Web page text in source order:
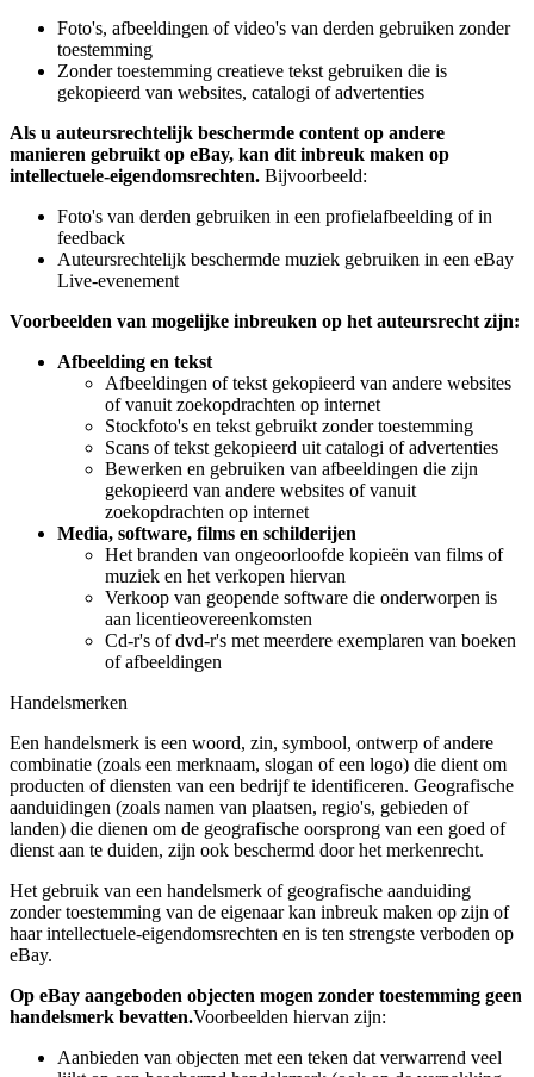
Foto's, afbeeldingen of video's van derden gebruiken zonder
toestemming
Zonder toestemming creatieve tekst gebruiken die is
gekopieerd van websites, catalogi of advertenties
Als u auteursrechtelijk beschermde content op andere
manieren gebruikt op eBay, kan dit inbreuk maken op
intellectuele-eigendomsrechten. Bijvoorbeeld:
Foto's van derden gebruiken in een profielafbeelding of in
feedback
Auteursrechtelijk beschermde muziek gebruiken in een eBay
Live-evenement
Voorbeelden van mogelijke inbreuken op het auteursrecht zijn:
Afbeelding en tekst
Afbeeldingen of tekst gekopieerd van andere websites
of vanuit zoekopdrachten op internet
Stockfoto's en tekst gebruikt zonder toestemming
Scans of tekst gekopieerd uit catalogi of advertenties
Bewerken en gebruiken van afbeeldingen die zijn
gekopieerd van andere websites of vanuit
zoekopdrachten op internet
Media, software, films en schilderijen
Het branden van ongeoorloofde kopieën van films of
muziek en het verkopen hiervan
Verkoop van geopende software die onderworpen is
aan licentieovereenkomsten
Cd-r's of dvd-r's met meerdere exemplaren van boeken
of afbeeldingen
Handelsmerken
Een handelsmerk is een woord, zin, symbool, ontwerp of andere
combinatie (zoals een merknaam, slogan of een logo) die dient om
producten of diensten van een bedrijf te identificeren. Geografische
aanduidingen (zoals namen van plaatsen, regio's, gebieden of
landen) die dienen om de geografische oorsprong van een goed of
dienst aan te duiden, zijn ook beschermd door het merkenrecht.
Het gebruik van een handelsmerk of geografische aanduiding
zonder toestemming van de eigenaar kan inbreuk maken op zijn of
haar intellectuele-eigendomsrechten en is ten strengste verboden op
eBay.
Op eBay aangeboden objecten mogen zonder toestemming geen
handelsmerk bevatten.Voorbeelden hiervan zijn:
Aanbieden van objecten met een teken dat verwarrend veel